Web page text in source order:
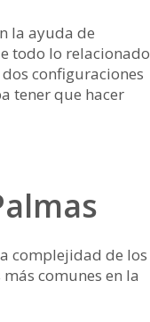
la ayuda de
todo lo relacionado
configuraciones
tener que hacer
complejidad de los
comunes en la